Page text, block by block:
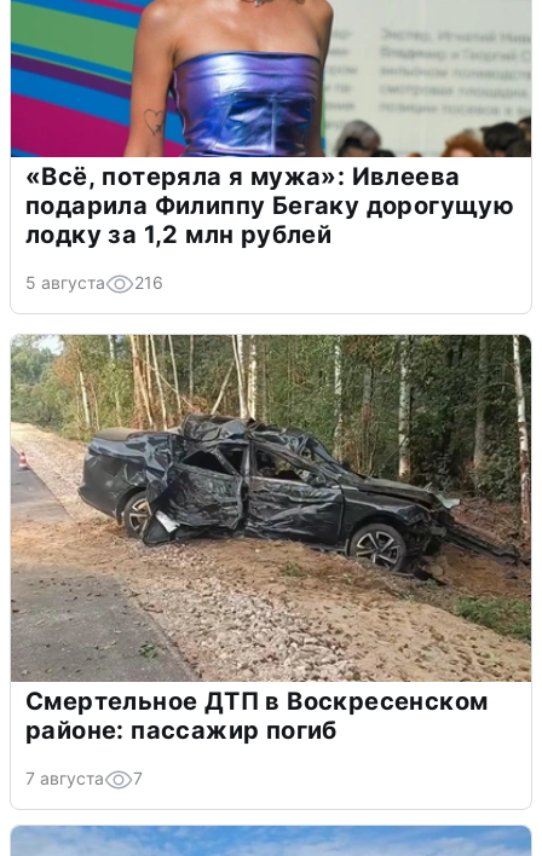
«Всё, потеряла я мужа»: Ивлеева
подарила Филиппу Бегаку дорогущую
лодку за 1,2 млн рублей
5 августа 216
Смертельное ДТП в Воскресенском
районе: пассажир погиб
7 августа 7